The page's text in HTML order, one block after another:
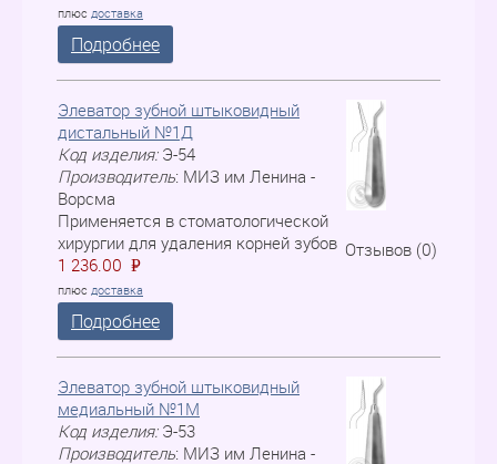
плюс доставка
Подробнее
Отзывов (0)
Элеватор зубной штыковидный
дистальный №1Д
Код изделия: Э-54
Производитель: МИЗ им Ленина -
Ворсма
Применяется в стоматологической
хирургии для удаления корней зубов
1 236.00
=
P
плюс доставка
Подробнее
Элеватор зубной штыковидный
медиальный №1М
Код изделия: Э-53
Производитель: МИЗ им Ленина -